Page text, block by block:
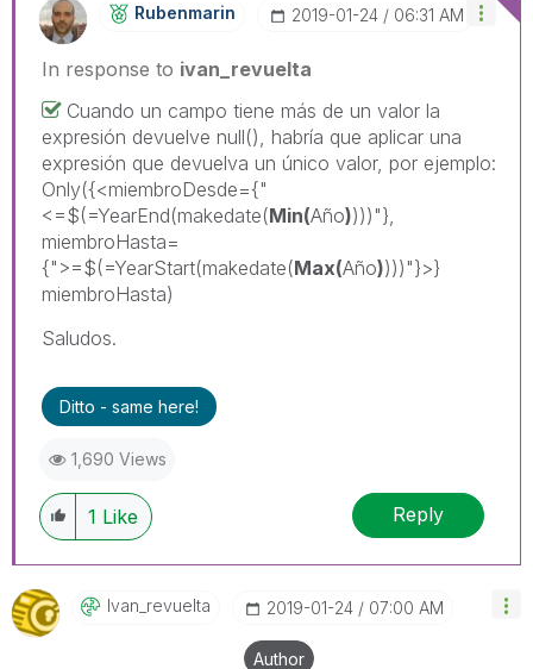
Rubenmarin ‎2019-01-24 06:31 AM
In response to ivan_revuelta
Cuando un campo tiene más de un valor la
expresión devuelve null(), habría que aplicar una
expresión que devuelva un único valor, por ejemplo:
Only({<miembroDesde={"
<=$(=YearEnd(makedate(Min(Año))))"},
miembroHasta=
{">=$(=YearStart(makedate(Max(Año))))"}>}
miembroHasta)
Saludos.
Ditto - same here!
1,690 Views
1 Like Reply
Ivan_revuelta ‎2019-01-24 07:00 AM
Author